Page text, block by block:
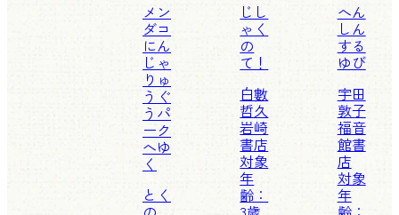
メン
ダコ
にん
じゃ
りゅ
うぐ
うパ
ーク
へゆ
く
とく
じし
ゃく
の
て！
白數
哲久
岩崎
書店
対象
年
齢：
へん
しん
する
ゆび
宇田
敦子
福音
館書
店
対象
年